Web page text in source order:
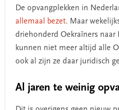
De opvangplekken in
allemaal bezet. Maar
driehonderd Oekraïners naar
kunnen niet meer altijd alle
ook al zijn ze daar juridisch
Al jaren te weinig